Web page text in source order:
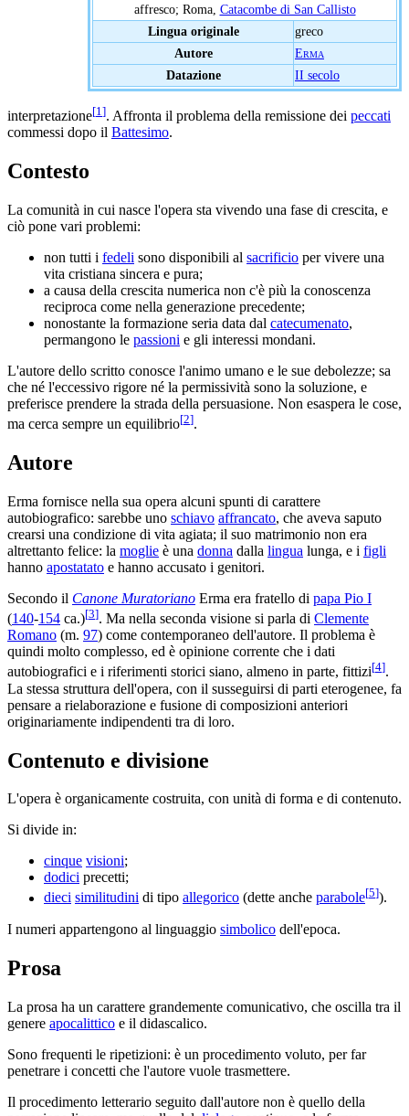
affresco; Roma, Catacombe di San Callisto
Lingua originale
greco
Autore
Erma
Datazione
II secolo
interpretazione[1 ]. Affronta il problema della remissione dei peccati
commessi dopo il Battesimo.
Contesto
La comunità in cui nasce l'opera sta vivendo una fase di crescita, e
ciò pone vari problemi:
non tutti i fedeli sono disponibili al sacrificio per vivere una
vita cristiana sincera e pura;
a causa della crescita numerica non c'è più la conoscenza
reciproca come nella generazione precedente;
nonostante la formazione seria data dal catecumenato,
permangono le passioni e gli interessi mondani.
L'autore dello scritto conosce l'animo umano e le sue debolezze; sa
che né l'eccessivo rigore né la permissività sono la soluzione, e
preferisce prendere la strada della persuasione. Non esaspera le cose,
ma cerca sempre un equilibrio[2].
Autore
Erma fornisce nella sua opera alcuni spunti di carattere
autobiografico: sarebbe uno schiavo affrancato, che aveva saputo
crearsi una condizione di vita agiata; il suo matrimonio non era
altrettanto felice: la moglie è una donna dalla lingua lunga, e i figli
hanno apostatato e hanno accusato i genitori.
Secondo il Canone Muratoriano Erma era fratello di papa Pio I
(140-154 ca.)[3]. Ma nella seconda visione si parla di Clemente
Romano (m. 97) come contemporaneo dell'autore. Il problema è
quindi molto complesso, ed è opinione corrente che i dati
autobiografici e i riferimenti storici siano, almeno in parte, fittizi[4].
La stessa struttura dell'opera, con il susseguirsi di parti eterogenee, fa
pensare a rielaborazione e fusione di composizioni anteriori
originariamente indipendenti tra di loro.
Contenuto e divisione
L'opera è organicamente costruita, con unità di forma e di contenuto.
Si divide in:
cinque visioni;
dodici precetti;
dieci similitudini di tipo allegorico (dette anche parabole[5]).
I numeri appartengono al linguaggio simbolico dell'epoca.
Prosa
La prosa ha un carattere grandemente comunicativo, che oscilla tra il
genere apocalittico e il didascalico.
Sono frequenti le ripetizioni: è un procedimento voluto, per far
penetrare i concetti che l'autore vuole trasmettere.
Il procedimento letterario seguito dall'autore non è quello della